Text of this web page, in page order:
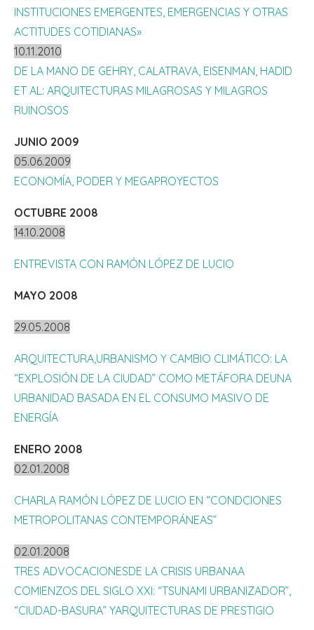
INSTITUCIONES EMERGENTES, EMERGENCIAS Y OTRAS
ACTITUDES COTIDIANAS»
10.11.2010
DE LA MANO DE GEHRY, CALATRAVA, EISENMAN, HADID
ET AL: ARQUITECTURAS MILAGROSAS Y MILAGROS
RUINOSOS
JUNIO 2009
05.06.2009
ECONOMÍA, PODER Y MEGAPROYECTOS
OCTUBRE 2008
14.10.2008
ENTREVISTA CON RAMÓN LÓPEZ DE LUCIO
MAYO 2008
29.05.2008
ARQUITECTURA,URBANISMO Y CAMBIO CLIMÁTICO: LA
“EXPLOSIÓN DE LA CIUDAD” COMO METÁFORA DEUNA
URBANIDAD BASADA EN EL CONSUMO MASIVO DE
ENERGÍA
ENERO 2008
02.01.2008
CHARLA RAMÓN LÓPEZ DE LUCIO EN “CONDCIONES
METROPOLITANAS CONTEMPORÁNEAS”
02.01.2008
TRES ADVOCACIONESDE LA CRISIS URBANAA
COMIENZOS DEL SIGLO XXI: “TSUNAMI URBANIZADOR”,
“CIUDAD-BASURA” YARQUITECTURAS DE PRESTIGIO